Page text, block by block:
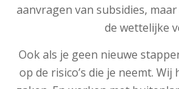
aanvragen van subsidies,
de wettelijke
Ook als je geen nieuwe
op de risico’s die je neemt.